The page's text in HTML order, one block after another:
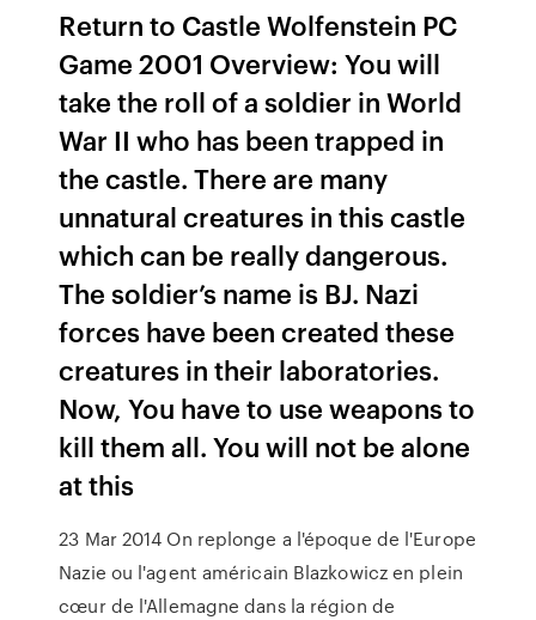
Return to Castle Wolfenstein PC
Game 2001 Overview: You will
take the roll of a soldier in World
War II who has been trapped in
the castle. There are many
unnatural creatures in this castle
which can be really dangerous.
The soldier’s name is BJ. Nazi
forces have been created these
creatures in their laboratories.
Now, You have to use weapons to
kill them all. You will not be alone
at this
23 Mar 2014 On replonge a l'époque de l'Europe
Nazie ou l'agent américain Blazkowicz en plein
cœur de l'Allemagne dans la région de